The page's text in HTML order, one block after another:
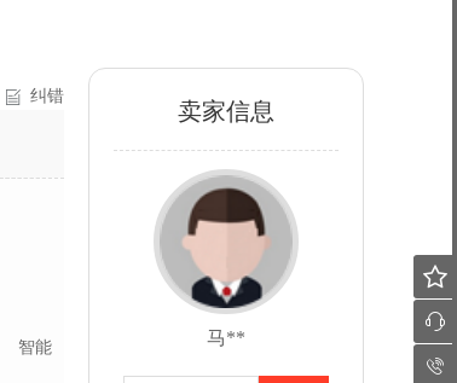
纠错
智能
卖家信息
马**


